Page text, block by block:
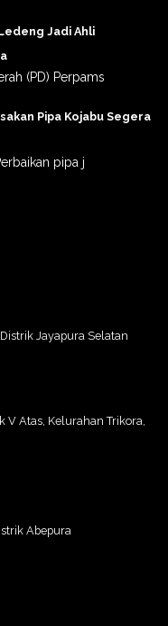
Jadi Ahli
(PD) Perpams
Pipa Kojabu Segera
pipa j
Jayapura Selatan
V Atas, Kelurahan Trikora,
Abepura